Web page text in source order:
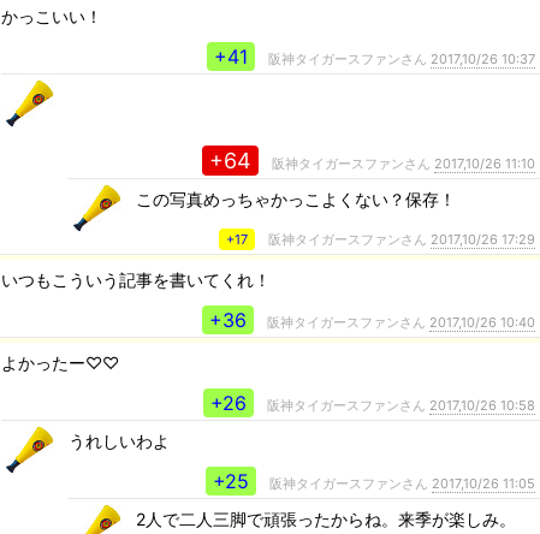
かっこいい！
+41 阪神タイガースファンさん 2017,10/26 10:37
+64 阪神タイガースファンさん 2017,10/26 11:10
この写真めっちゃかっこよくない？保存！
+17 阪神タイガースファンさん 2017,10/26 17:29
いつもこういう記事を書いてくれ！
+36 阪神タイガースファンさん 2017,10/26 10:40
よかったー♡♡
+26 阪神タイガースファンさん 2017,10/26 10:58
うれしいわよ
+25 阪神タイガースファンさん 2017,10/26 11:05
2人で二人三脚で頑張ったからね。来季が楽しみ。